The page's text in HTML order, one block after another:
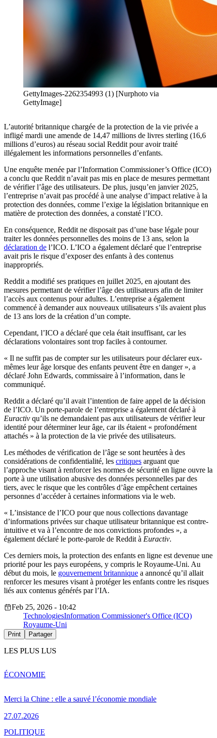
GettyImages-2262354993 (1) [Nurphoto via
GettyImage]
L’autorité britannique chargée de la protection de la vie privée a
infligé mardi une amende de 14,47 millions de livres sterling (16,6
millions d’euros) au réseau social Reddit pour avoir traité
illégalement les informations personnelles d’enfants.
Une enquête menée par l’Information Commissioner’s Office (ICO)
a conclu que Reddit n’avait pas mis en place de mesures permettant
de vérifier l’âge des utilisateurs. De plus, jusqu’en janvier 2025,
l’entreprise n’avait pas procédé à une analyse d’impact relative à la
protection des données, comme l’exige la législation britannique en
matière de protection des données, a constaté l’ICO.
En conséquence, Reddit ne disposait pas d’une base légale pour
traiter les données personnelles des moins de 13 ans, selon la
déclaration de l’ICO. L’ICO a également déclaré que l’entreprise
avait pris le risque d’exposer des enfants à des contenus
inappropriés.
Reddit a modifié ses pratiques en juillet 2025, en ajoutant des
mesures permettant de vérifier l’âge des utilisateurs afin de limiter
l’accès aux contenus pour adultes. L’entreprise a également
commencé à demander aux nouveaux utilisateurs s’ils avaient plus
de 13 ans lors de la création d’un compte.
Cependant, l’ICO a déclaré que cela était insuffisant, car les
déclarations volontaires sont trop faciles à contourner.
« Il ne suffit pas de compter sur les utilisateurs pour déclarer eux-
mêmes leur âge lorsque des enfants peuvent être en danger », a
déclaré John Edwards, commissaire à l’information, dans le
communiqué.
Reddit a déclaré qu’il avait l’intention de faire appel de la décision
de l’ICO. Un porte-parole de l’entreprise a également déclaré à
Euractiv qu’ils ne demandaient pas aux utilisateurs de vérifier leur
identité pour déterminer leur âge, car ils étaient « profondément
attachés » à la protection de la vie privée des utilisateurs.
Les méthodes de vérification de l’âge se sont heurtées à des
considérations de confidentialité, les critiques arguant que
l’approche visant à renforcer les normes de sécurité en ligne ouvre la
porte à une utilisation abusive des données personnelles par des
tiers, avec le risque que les contrôles d’âge empêchent certaines
personnes d’accéder à certaines informations via le web.
« L’insistance de l’ICO pour que nous collections davantage
d’informations privées sur chaque utilisateur britannique est contre-
intuitive et va à l’encontre de nos convictions profondes », a
également déclaré le porte-parole de Reddit à Euractiv.
Ces derniers mois, la protection des enfants en ligne est devenue une
priorité pour les pays européens, y compris le Royaume-Uni. Au
début du mois, le gouvernement britannique a annoncé qu’il allait
renforcer les mesures visant à protéger les enfants contre les risques
liés aux contenus générés par l’IA.
Feb 25, 2026 - 10:42
TechnologiesInformation Commissioner's Office (ICO)
Royaume-Uni
Print Partager
LES PLUS LUS
Merci la Chine : elle a sauvé l’économie mondiale
27.07.2026
ÉCONOMIE
POLITIQUE